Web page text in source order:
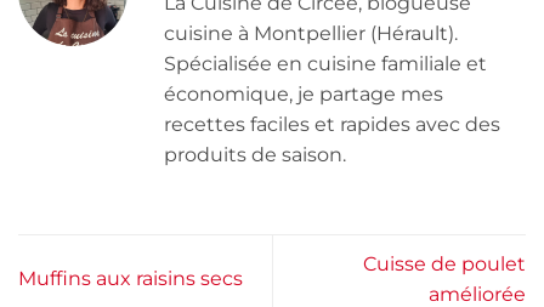
cuisine à Montpellier (Hérault).
Spécialisée en cuisine familiale et
économique, je partage mes
recettes faciles et rapides avec des
produits de saison.
Muffins aux raisins secs
Cuisse de poulet
améliorée